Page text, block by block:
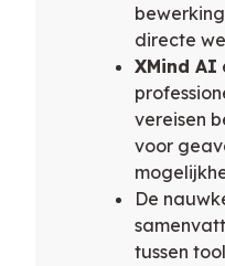
directe
XMind AI
vereisen
voor
De
tussen